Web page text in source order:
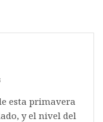
esta primavera
y el nivel del